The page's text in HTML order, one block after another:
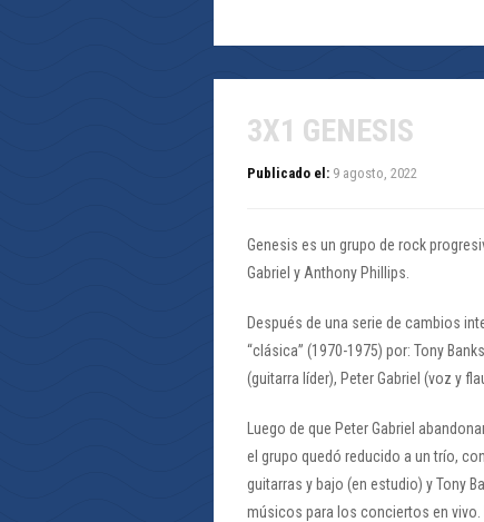
3X1 GENESIS
Publicado el: 9 agosto, 2022
Genesis es un grupo de rock
Gabriel y Anthony Phillips.
Después de una serie de cambios
“clásica” (1970-1975) por: Tony
(guitarra líder), Peter Gabriel (voz y
Luego de que Peter Gabriel
el grupo quedó reducido a un trío,
guitarras y bajo (en estudio) y Tony
músicos para los conciertos en vivo.